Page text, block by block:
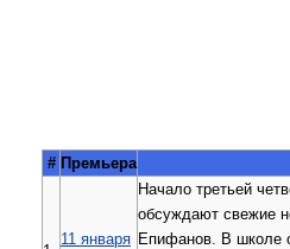
# Премьера
11 января
Начало третьей
обсуждают свежие
Епифанов. В школе